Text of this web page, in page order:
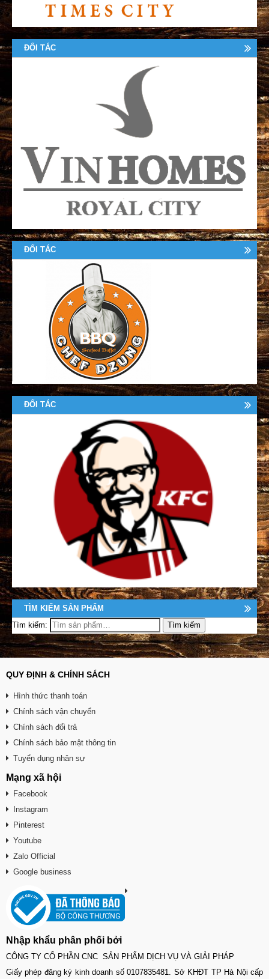
ĐỐI TÁC
ĐỐI TÁC
ĐỐI TÁC
TÌM KIẾM SẢN PHẨM
Tìm kiếm:
QUY ĐỊNH & CHÍNH SÁCH
Hình thức thanh toán
Chính sách vận chuyển
Chính sách đổi trả
Chính sách bảo mật thông tin
Tuyển dụng nhân sự
Mạng xã hội
Facebook
Instagram
Pinterest
Youtube
Zalo Official
Google business
Nhập khẩu phân phối bởi
CÔNG TY CỔ PHẦN CNC SẢN PHẨM DỊCH VỤ VÀ GIẢI PHÁP
Giấy phép đăng ký kinh doanh số 0107835481. Sở KHĐT TP Hà Nội cấp